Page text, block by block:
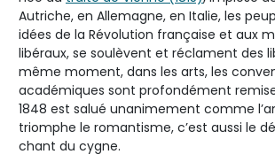
Autriche, en Allemagne, en Italie, les
idées de la Révolution française et aux
libéraux, se soulèvent et réclament des
même moment, dans les arts, les
académiques sont profondément
1848 est salué unanimement comme
triomphe le romantisme, c’est aussi le
chant du cygne.